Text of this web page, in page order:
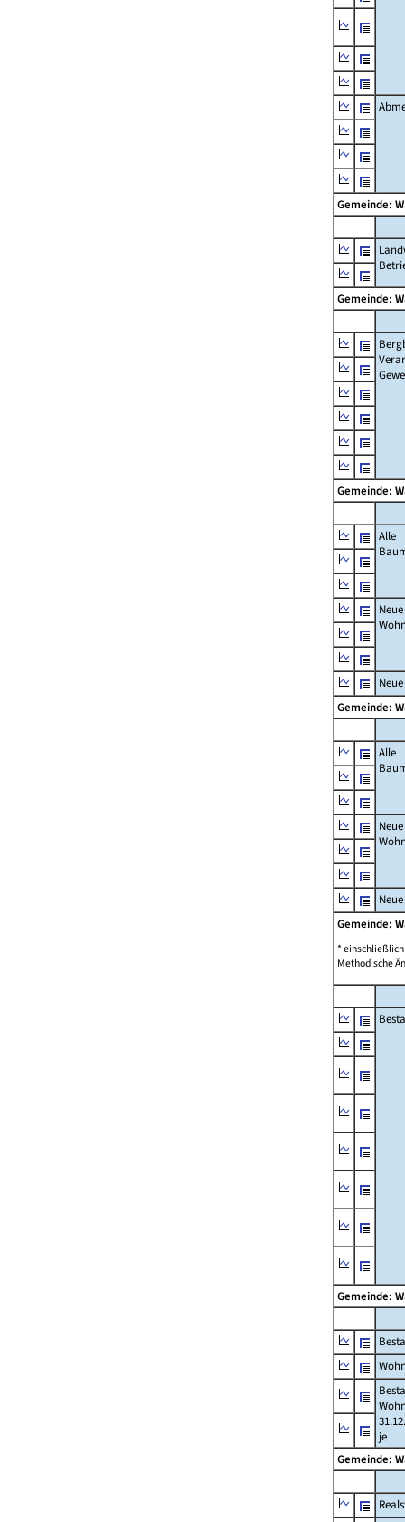
Gemeinde:
Gemeinde:
Gemeinde:
Alle
Neue
Gemeinde:
Alle
Neue
Gemeinde:
*
Methodische
Gemeinde:
je
Gemeinde: